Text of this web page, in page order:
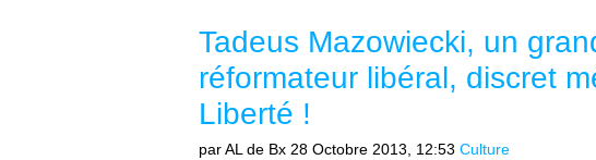
Tadeus Mazowiecki, un
réformateur libéral, discret
Liberté !
par AL de Bx 28 Octobre 2013, 12:53 Culture